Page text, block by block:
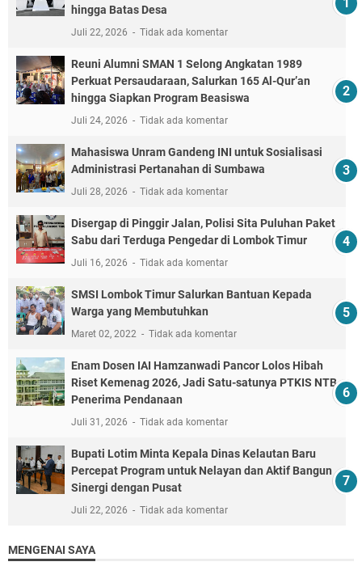
hingga Batas Desa
Juli 22, 2026 Tidak ada komentar
Reuni Alumni SMAN 1 Selong Angkatan 1989
Perkuat Persaudaraan, Salurkan 165 Al-Qur’an
hingga Siapkan Program Beasiswa
Juli 24, 2026 Tidak ada komentar
Mahasiswa Unram Gandeng INI untuk Sosialisasi
Administrasi Pertanahan di Sumbawa
Juli 28, 2026 Tidak ada komentar
Disergap di Pinggir Jalan, Polisi Sita Puluhan Paket
Sabu dari Terduga Pengedar di Lombok Timur
Juli 16, 2026 Tidak ada komentar
SMSI Lombok Timur Salurkan Bantuan Kepada
Warga yang Membutuhkan
Maret 02, 2022 Tidak ada komentar
Enam Dosen IAI Hamzanwadi Pancor Lolos Hibah
Riset Kemenag 2026, Jadi Satu-satunya PTKIS NTB
Penerima Pendanaan
Juli 31, 2026 Tidak ada komentar
Bupati Lotim Minta Kepala Dinas Kelautan Baru
Percepat Program untuk Nelayan dan Aktif Bangun
Sinergi dengan Pusat
Juli 22, 2026 Tidak ada komentar
MENGENAI SAYA